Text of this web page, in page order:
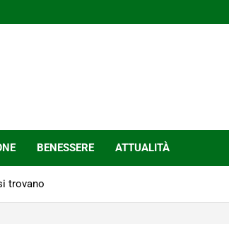
BENESSERE ATTUALITÀ
trovano